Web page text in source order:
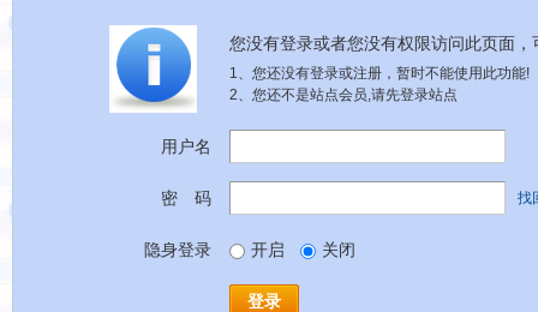
您没有登录或者您没有权限访问此页面
1、您还没有登录或注册，暂时不能使用此功能!
2、您还不是站点会员,请先登录站点
用户名
密 码 找
隐身登录 开启 关闭
登录